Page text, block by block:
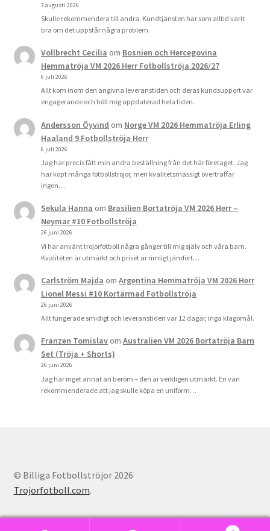
3 augusti 2026
Skulle rekommendera till andra. Kundtjänsten har som alltid varit
bra om det uppstår några problem.
Vollbrecht Cecilia om Bosnien och Hercegovina
Hemmatröja VM 2026 Herr Fotbollströja 2026/27
6 juli 2026
Allt kom inom den angivna leveranstiden och deras kundsupport var
engagerande och höll mig uppdaterad hela tiden.
Andersson Öyvind om Norge VM 2026 Hemmatröja Erling
Haaland 9 Fotbollströja Herr
6 juli 2026
Jag har precis fått min andra beställning från det här företaget. Jag
har köpt många fotbollströjor, men kvalitetsmässigt överträffar
ingen…
Sekula Hanna om Brasilien Bortatröja VM 2026 Herr –
Neymar #10 Fotbollströja
26 juni 2026
Vi har använt trojorfotboll några gånger till mig själv och våra barn.
Kvaliteten är utmärkt och priset är rimligt jämfört…
Carlström Majda omArgentina Hemmatröja VM 2026 Herr
Lionel Messi #10 Kortärmad Fotbollströja
26 juni 2026
Allt fungerade smidigt och leveranstiden var 12 dagar, inga klagomål.
Franzen TomislavomAustralien VM 2026 Bortatröja Barn
Set (Tröja + Shorts)
26 juni 2026
Jag har inget annat än beröm – den är verkligen utmärkt. En vän
rekommenderade att jag skulle köpa en uniform…
© Billiga Fotbollströjor 2026
Trojorfotboll.com.